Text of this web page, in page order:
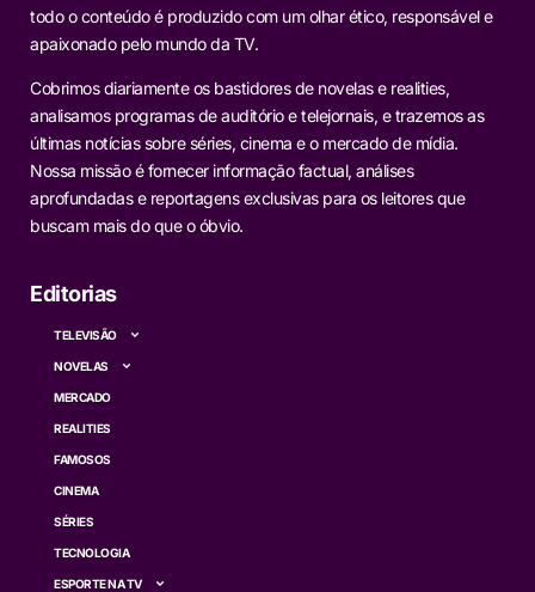
todo o conteúdo é produzido com um olhar ético, responsável e
apaixonado pelo mundo da TV.
Cobrimos diariamente os bastidores de novelas e realities,
analisamos programas de auditório e telejornais, e trazemos as
últimas notícias sobre séries, cinema e o mercado de mídia.
Nossa missão é fornecer informação factual, análises
aprofundadas e reportagens exclusivas para os leitores que
buscam mais do que o óbvio.
Editorias
TELEVISÃO
NOVELAS
MERCADO
REALITIES
FAMOSOS
CINEMA
SÉRIES
TECNOLOGIA
ESPORTE NA TV